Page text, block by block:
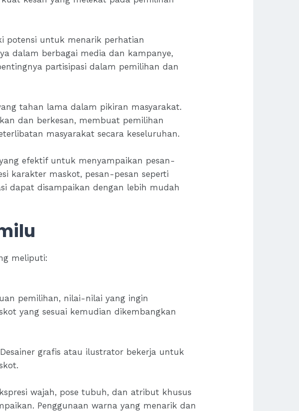
potensi untuk menarik perhatian
dalam berbagai media dan kampanye,
partisipasi dalam pemilihan dan
tahan lama dalam pikiran masyarakat.
dan berkesan, membuat pemilihan
masyarakat secara keseluruhan.
efektif untuk menyampaikan pesan-
karakter maskot, pesan-pesan seperti
dapat disampaikan dengan lebih mudah
meliputi:
pemilihan, nilai-nilai yang ingin
yang sesuai kemudian dikembangkan
grafis atau ilustrator bekerja untuk
wajah, pose tubuh, dan atribut khusus
Penggunaan warna yang menarik dan